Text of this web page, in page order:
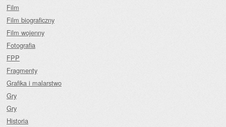
Film
Film biograficzny
Film wojenny
Fotografia
FPP
Fragmenty
Grafika i malarstwo
Gry
Gry
Historia